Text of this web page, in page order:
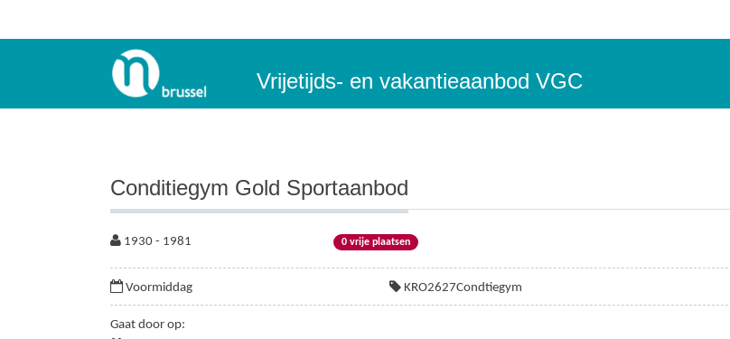
Vrijetijds- en vakantieaanbod VGC
Conditiegym Gold Sportaanbod
1930 - 1981 0 vrije plaatsen
Voormiddag KRO2627Condtiegym
Gaat door op: